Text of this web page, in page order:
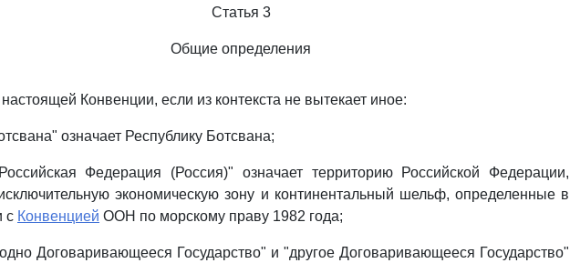
Статья 3
Общие определения
Конвенции, если из контекста не вытекает иное:
означает Республику Ботсвана;
Федерация (Россия)" означает территорию Российской Федерации,
экономическую зону и континентальный шельф, определенные в
с Конвенцией ООН по морскому праву 1982 года;
Договаривающееся Государство" и "другое Договаривающееся Государство"